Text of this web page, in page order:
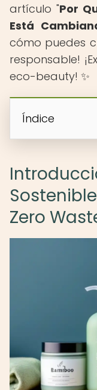
artículo "Por
Está
cómo puedes
responsable!
eco-beauty! ✨
Índice
Zero